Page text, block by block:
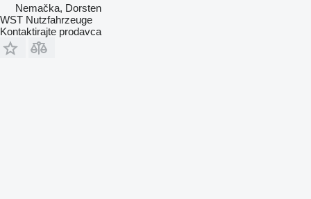
Nemačka, Dorsten
WST Nutzfahrzeuge
Kontaktirajte prodavca